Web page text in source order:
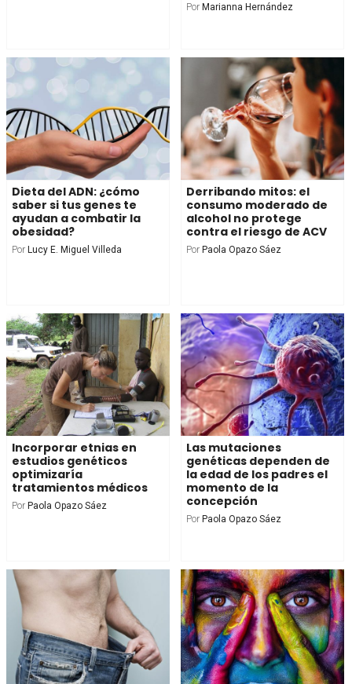
Por Marianna Hernández
Dieta del ADN: ¿cómo
saber si tus genes te
ayudan a combatir la
obesidad?
Por Lucy E. Miguel Villeda
Derribando mitos: el
consumo moderado de
alcohol no protege
contra el riesgo de ACV
Por Paola Opazo Sáez
Incorporar etnias en
estudios genéticos
optimizaría
tratamientos médicos
Por Paola Opazo Sáez
Las mutaciones
genéticas dependen de
la edad de los padres el
momento de la
concepción
Por Paola Opazo Sáez